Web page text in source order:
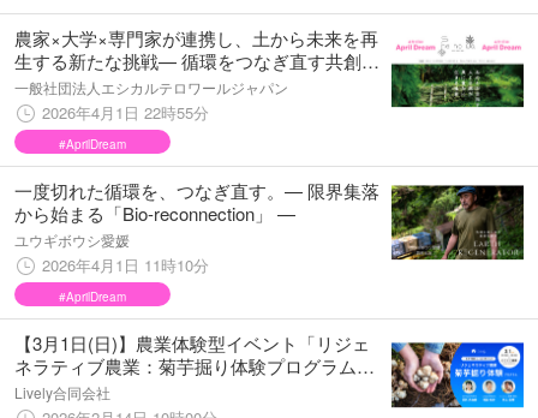
農家×大学×専門家が連携し、土から未来を再
生する新たな挑戦— 循環をつなぎ直す共創ハ
ブ「エシカルテロワールジャパン」始動 —
一般社団法人エシカルテロワールジャパン
2026年4月1日 22時55分
#AprilDream
一度切れた循環を、つなぎ直す。— 限界集落
から始まる「Bio-reconnection」 —
ユウギボウシ愛媛
2026年4月1日 11時10分
#AprilDream
【3月1日(日)】農業体験型イベント「リジェ
ネラティブ農業：菊芋掘り体験プログラム」
を神奈川県藤沢市で開催
Lively合同会社